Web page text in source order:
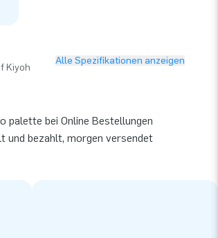
Kiyoh
Alle Spezifikationen anzeigen
palette bei Online Bestellungen
und bezahlt, morgen versendet